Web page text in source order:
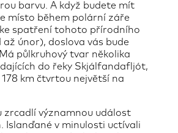
barvu. A když budete mít
místo během polární záře
spatření tohoto přírodního
až únor), doslova vás bude
půlkruhový tvar několika
do řeky Skjálfandafljót,
178 km čtvrtou největší na
zrcadlí významnou událost
Islanďané v minulosti uctívali